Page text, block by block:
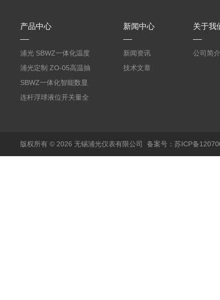
产品中心
浦光 SBWZ一体化温度
变送器传感器 防爆热电
阻PT100 数显远传4-
20mA2
浦光定制 ZO-05高温抽
气式氧化锆分析仪 防爆
耐腐蚀检测仪
SBWZ一体化智能数显
温度变送器传感器防爆
连杆浮球液位开关量全
新闻中心
新闻资讯
技术文章
关于我
公司简介
版权所有 © 2026 无锡浦光仪表有限公司 备案号：苏ICP备